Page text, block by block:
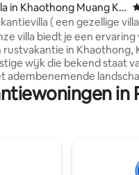
van 4,85 uit 5, 92
in Khaothong Muang Kr
( een gezellige
! )
villa biedt je een ervaring
rustvakantie in Khaothong,
wijk die bekend staat
adembenemende
eilanden en
bij
team heeft sinds 2016
verhuren van villa 's. Aarzel
in